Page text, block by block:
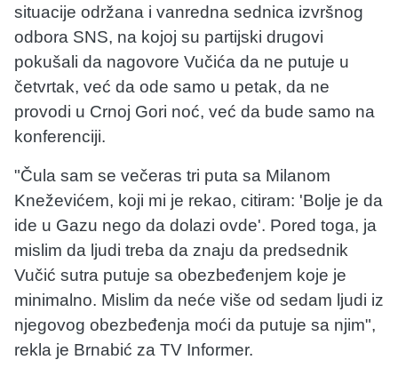
situacije održana i vanredna sednica izvršnog
odbora SNS, na kojoj su partijski drugovi
pokušali da nagovore Vučića da ne putuje u
četvrtak, već da ode samo u petak, da ne
provodi u Crnoj Gori noć, već da bude samo na
konferenciji.
"Čula sam se večeras tri puta sa Milanom
Kneževićem, koji mi je rekao, citiram: 'Bolje je da
ide u Gazu nego da dolazi ovde'. Pored toga, ja
mislim da ljudi treba da znaju da predsednik
Vučić sutra putuje sa obezbeđenjem koje je
minimalno. Mislim da neće više od sedam ljudi iz
njegovog obezbeđenja moći da putuje sa njim",
rekla je Brnabić za TV Informer.